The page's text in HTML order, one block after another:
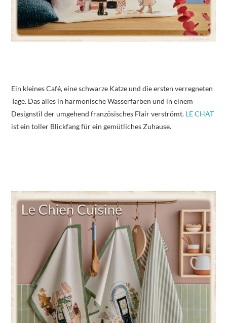
Ein kleines Café, eine schwarze Katze und die ersten verregneten
Tage. Das alles in harmonische Wasserfarben und in einem
Designstil der umgehend französisches Flair verströmt. LE CHAT
ist ein toller Blickfang für ein gemütliches Zuhause.